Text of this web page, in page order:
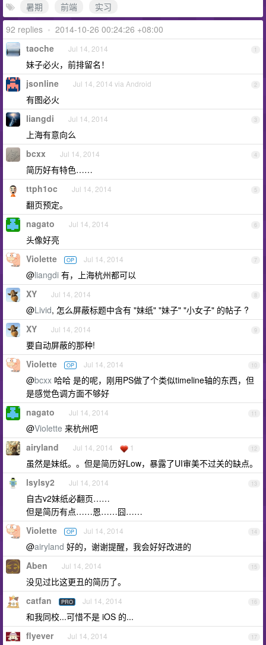
暑期
前端
实习
92 replies • 2014-10-26 00:24:26 +08:00
1
taoche Jul 14, 2014
妹子必火，前排留名！
2
jsonline Jul 14, 2014 via Android
有图必火
3
liangdi Jul 14, 2014
上海有意向么
4
bcxx Jul 14, 2014
简历好有特色……
5
ttph1oc Jul 14, 2014
翻页预定。
6
nagato Jul 14, 2014
头像好亮
7
Violette OP Jul 14, 2014
@liangdi 有，上海杭州都可以
8
XY Jul 14, 2014
@Livid, 怎么屏蔽标题中含有 "妹纸" "妹子" "小女子" 的帖子 ?
9
XY Jul 14, 2014
要自动屏蔽的那种!
10
Violette OP Jul 14, 2014
@bcxx 哈哈 是的呢，刚用PS做了个类似timeline轴的东西，但
是感觉色调方面不够好
11
nagato Jul 14, 2014
@Violette 来杭州吧
12
airyland Jul 14, 2014 1
虽然是妹纸。。但是简历好Low，暴露了UI审美不过关的缺点。
13
lsylsy2 Jul 14, 2014
自古v2妹纸必翻页……
但是简历有点……恩……囧……
14
Violette OP Jul 14, 2014
@airyland 好的，谢谢提醒，我会好好改进的
15
Aben Jul 14, 2014
没见过比这更丑的简历了。
16
catfan PRO Jul 14, 2014
和我同校...可惜不是 iOS 的...
17
flyever Jul 14, 2014